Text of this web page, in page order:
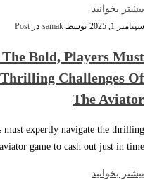
بیشتر بخوانید
سپتامبر 1, 2025 توسط samak در Post
Bold, Players Must
Challenges Of
The Aviator
must expertly navigate the thrilling
game to cash out just in time…
بیشتر بخوانید